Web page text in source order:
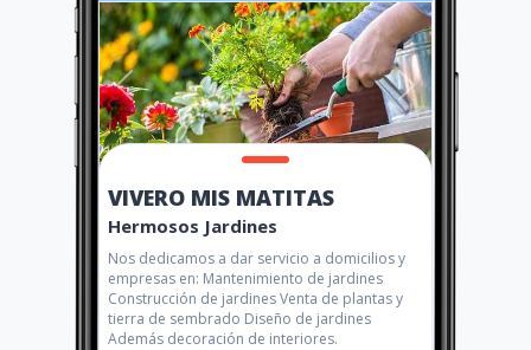
VIVERO MIS MATITAS
Hermosos Jardines
Nos dedicamos a dar servicio a domicilios y
empresas en: Mantenimiento de jardines
Construcción de jardines Venta de plantas y
tierra de sembrado Diseño de jardines
Además decoración de interiores.